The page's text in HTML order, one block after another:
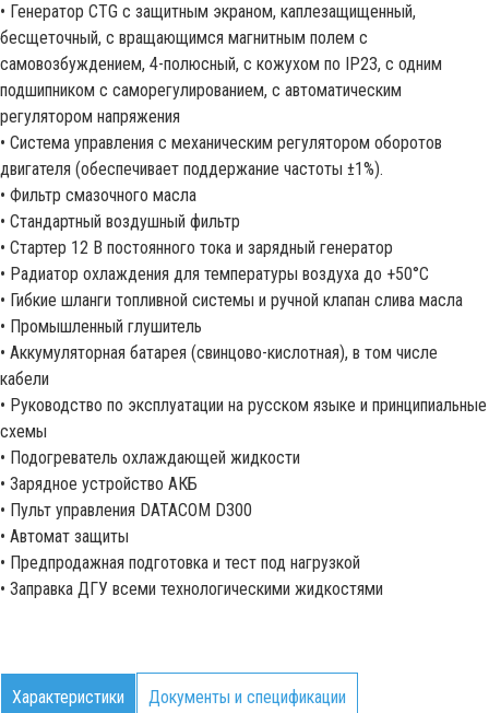
• Генератор CTG с защитным экраном, каплезащищенный,
бесщеточный, с вращающимся магнитным полем с
самовозбуждением, 4-полюсный, с кожухом по IP23, с одним
подшипником с саморегулированием, с автоматическим
регулятором напряжения
• Система управления с механическим регулятором оборотов
двигателя (обеспечивает поддержание частоты ±1%).
• Фильтр смазочного масла
• Стандартный воздушный фильтр
• Стартер 12 В постоянного тока и зарядный генератор
• Радиатор охлаждения для температуры воздуха до +50°С
• Гибкие шланги топливной системы и ручной клапан слива масла
• Промышленный глушитель
• Аккумуляторная батарея (свинцово-кислотная), в том числе
кабели
• Руководство по эксплуатации на русском языке и принципиальные
схемы
• Подогреватель охлаждающей жидкости
• Зарядное устройство АКБ
• Пульт управления DATACOM D300
• Автомат защиты
• Предпродажная подготовка и тест под нагрузкой
• Заправка ДГУ всеми технологическими жидкостями
Характеристики Документы и спецификации